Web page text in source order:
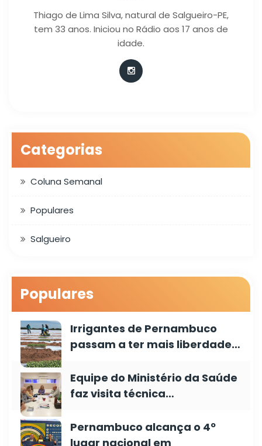
Thiago de Lima Silva, natural de Salgueiro-PE,
tem 33 anos. Iniciou no Rádio aos 17 anos de
idade.
Categorias
Coluna Semanal
Populares
Salgueiro
Populares
Irrigantes de Pernambuco
passam a ter mais liberdade…
Equipe do Ministério da Saúde
faz visita técnica…
Pernambuco alcança o 4º
lugar nacional em